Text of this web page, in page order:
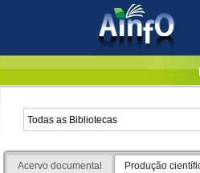
Acervo documental Produção